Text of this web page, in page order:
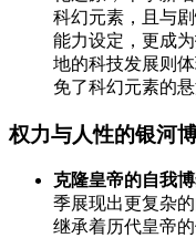
科幻元素，且与
能力设定，更成
地的科技发展则
免了科幻元素的悬
权力与人性的银河
克隆皇帝的自我
季展现出更复杂
继承着历代皇帝